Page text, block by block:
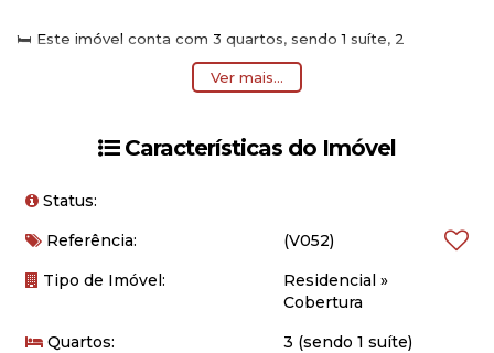
🛏️ Este imóvel conta com 3 quartos, sendo 1 suíte, 2
banheiros, 1 vaga de garagem e 1 ampla sala para relaxar com
💰 Oportunidade incrível por R$ 1.750.000,00! Não perca a
chance de viver em um local privilegiado, próximo a belas
📲 Entre em contato para mais informações e agende uma
#imoveis #apartamento #bombinhas #santacatarina
Ver mais...
Características do Imóvel
Status:
Referência:
(V052)
Tipo de Imóvel:
Residencial »
Cobertura
Quartos:
3 (sendo 1 suíte)